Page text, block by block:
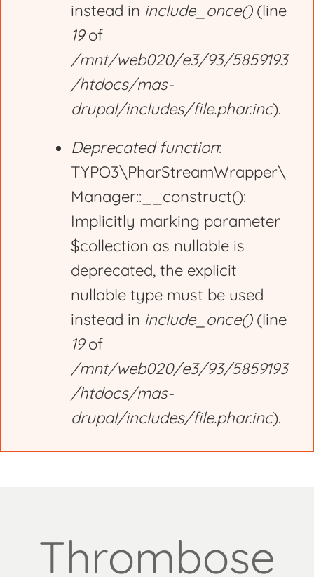
instead in include_once()(line
19of
/mnt/web020/e3/93/5859193
/htdocs/mas-
drupal/includes/file.phar.inc).
Deprecated function:
TYPO3\PharStreamWrapper\
Manager::__construct():
Implicitly marking parameter
$collection as nullable is
deprecated, the explicit
nullable type must be used
instead in include_once()(line
19of
/mnt/web020/e3/93/5859193
/htdocs/mas-
drupal/includes/file.phar.inc).
Thrombose